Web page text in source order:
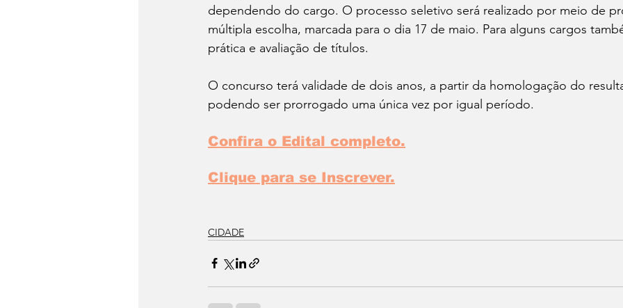
dependendo do cargo. O processo seletivo será realizado por meio de
múltipla escolha, marcada para o dia 17 de maio. Para alguns cargos
prática e avaliação de títulos.
O concurso terá validade de dois anos, a partir da homologação do
podendo ser prorrogado uma única vez por igual período.
Confira o Edital completo.
Clique para se Inscrever.
CIDADE